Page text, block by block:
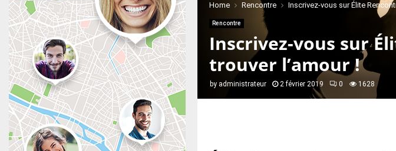
Home Rencontre Inscrivez-vous sur Élite
Rencontre
Inscrivez-vous sur
trouver l’amour !
by administrateur 2 février 2019 0 1628